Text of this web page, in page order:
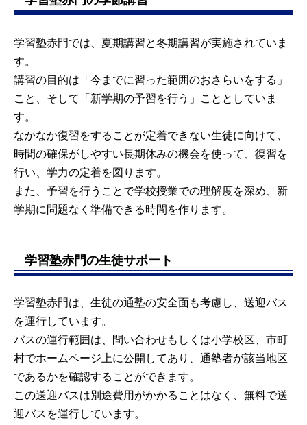
学習塾赤門では、夏期講習と冬期講習が実施されていま
す。
講習の目的は「今までに習った範囲のおさらいをする」
こと、そして「新学期の予習を行う」こととしていま
す。
なかなか復習をすることが定着できない生徒に向けて、
時間の確保がしやすい長期休みの機会を使って、復習を
行い、学力の定着を図ります。
また、予習を行うことで学校授業での理解度を深め、新
学期に問題なく準備できる時間を作ります。
学習塾赤門の生徒サポート
学習塾赤門は、生徒の通塾の安全面も考慮し、送迎バス
を運行しています。
バスの運行範囲は、問い合わせもしくは小学校区、市町
村でホームページ上に公開してあり、通塾者が該当地区
であるかを確認することができます。
この送迎バスは別途費用がかかることはなく、無料で送
迎バスを運行しています。